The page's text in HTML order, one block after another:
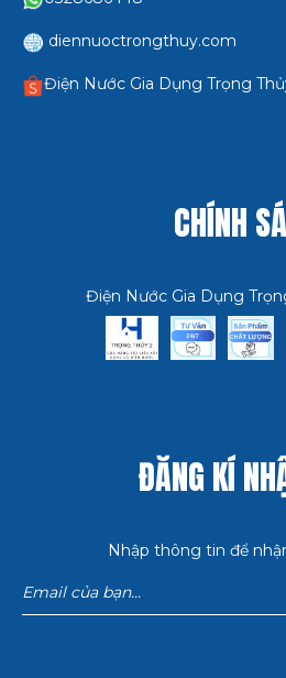
diennuoctrongthuy.com
Điện Nước Gia Dụng Trọng
CHÍNH
Điện Nước Gia Dụng
ĐĂNG KÍ
Nhập thông tin để